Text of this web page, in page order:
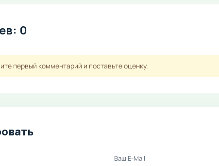
0
первый комментарий и поставьте оценку.
Ваш E-Mail